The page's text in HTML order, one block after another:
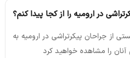
در ارومیه را از کجا پیدا کنم؟
از جراحان پیکرتراشی در ارومیه به
را مشاهده خواهید کرد